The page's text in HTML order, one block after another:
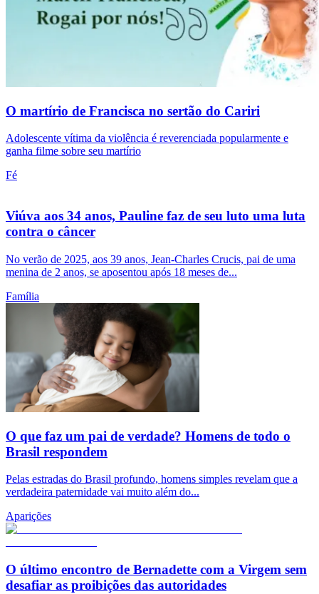
O martírio de Francisca no sertão do Cariri
Adolescente vítima da violência é reverenciada popularmente e
ganha filme sobre seu martírio
Fé
Viúva aos 34 anos, Pauline faz de seu luto uma luta
contra o câncer
No verão de 2025, aos 39 anos, Jean-Charles Crucis, pai de uma
menina de 2 anos, se aposentou após 18 meses de...
Família
O que faz um pai de verdade? Homens de todo o
Brasil respondem
Pelas estradas do Brasil profundo, homens simples revelam que a
verdadeira paternidade vai muito além do...
Aparições
O último encontro de Bernadette com a Virgem sem
desafiar as proibições das autoridades